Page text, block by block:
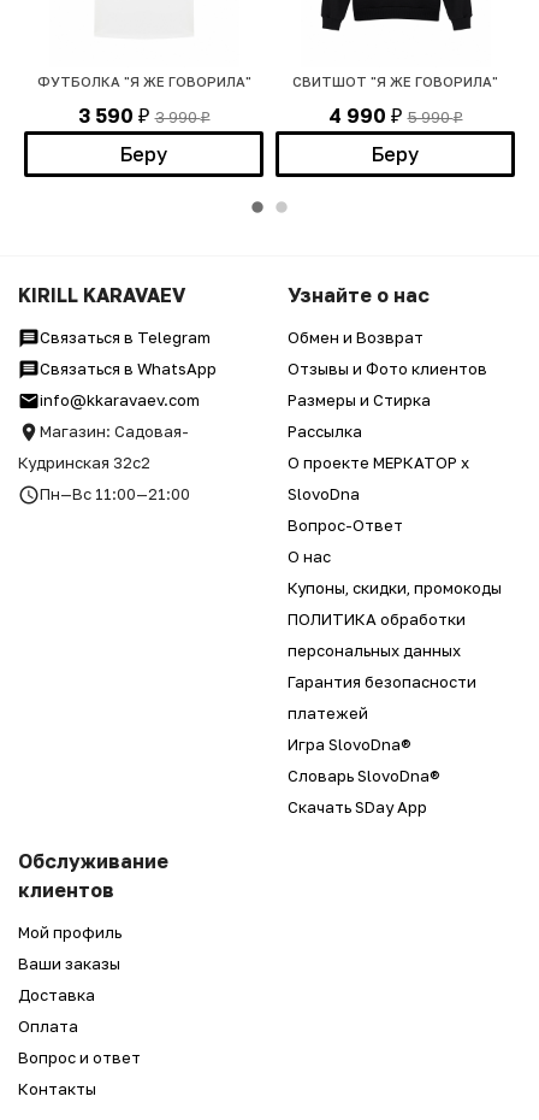
ФУТБОЛКА "Я ЖЕ ГОВОРИЛА"
3 590 ₽ 3 990₽
Беру
СВИТШОТ "Я ЖЕ ГОВОРИЛА"
4 990 ₽ 5 990₽
Беру
KIRILL KARAVAEV
Связаться в Telegram
Связаться в WhatsApp
info@kkaravaev.com
Магазин: Садовая-
Кудринская 32с2
Пн—Вс 11:00—21:00
Узнайте о нас
Обмен и Возврат
Отзывы и Фото клиентов
Размеры и Стирка
Рассылка
О проекте МЕРКАТОР x
SlovoDna
Вопрос-Ответ
О нас
Купоны, скидки, промокоды
ПОЛИТИКА обработки
персональных данных
Гарантия безопасности
платежей
Игра SlovoDna®
Словарь SlovoDna®
Скачать SDay App
Обслуживание
клиентов
Мой профиль
Ваши заказы
Доставка
Оплата
Вопрос и ответ
Контакты